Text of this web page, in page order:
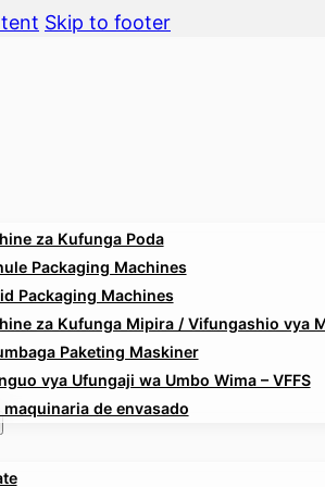
Skip to footer
za Kufunga Poda
Packaging Machines
Packaging Machines
za Kufunga Mipira / Vifungashio vya
Paketing Maskiner
vya Ufungaji wa Umbo Wima – VFFS
maquinaria de envasado